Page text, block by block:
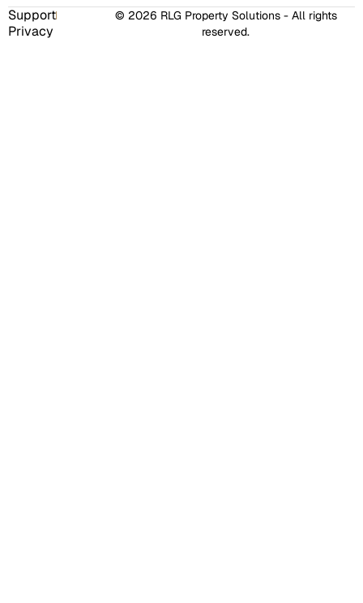
© 2026 RLG Property Solutions - All rights
reserved.
Support
Privacy